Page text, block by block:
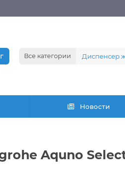
Все категории
Новости
Aquno